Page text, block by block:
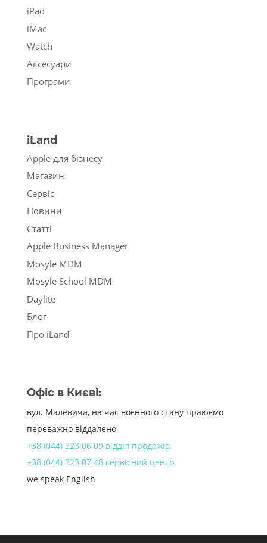
iPad
iMac
Watch
Аксесуари
Програми
iLand
Apple для бізнесу
Магазин
Сервіс
Новини
Статті
Apple Business Manager
Mosyle MDM
Mosyle School MDM
Daylite
Блог
Про iLand
Офіс в Києві:
вул. Малевича, на час воєнного стану праюємо
переважно віддалено
+38 (044) 323 06 09 відділ продажів
+38 (044) 323 07 48 сервісний центр
we speak English